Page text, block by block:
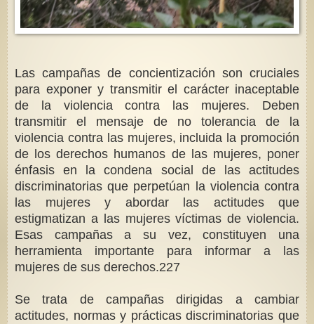
Las campañas de concientización son cruciales
para exponer y transmitir el carácter inaceptable
de la violencia contra las mujeres. Deben
transmitir el mensaje de no tolerancia de la
violencia contra las mujeres, incluida la promoción
de los derechos humanos de las mujeres, poner
énfasis en la condena social de las actitudes
discriminatorias que perpetúan la violencia contra
las mujeres y abordar las actitudes que
estigmatizan a las mujeres víctimas de violencia.
Esas campañas a su vez, constituyen una
herramienta importante para informar a las
mujeres de sus derechos.227
Se trata de campañas dirigidas a cambiar
actitudes, normas y prácticas discriminatorias que